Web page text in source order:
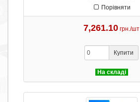
Порівняти
7,261.10 грн./шт
Купити
На складі